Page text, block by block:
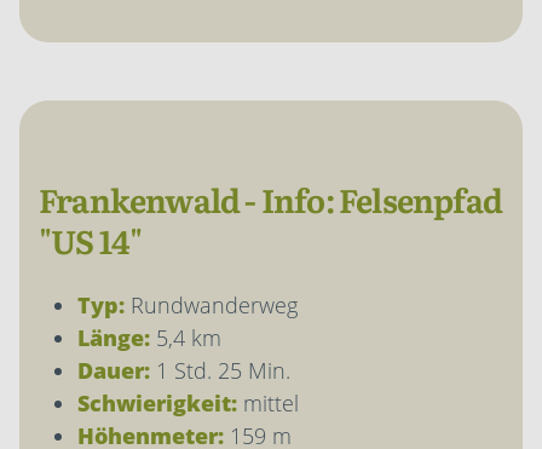
Frankenwald - Info: Felsenpfad
"US 14"
Typ: Rundwanderweg
Länge: 5,4 km
Dauer: 1 Std. 25 Min.
Schwierigkeit: mittel
Höhenmeter: 159 m